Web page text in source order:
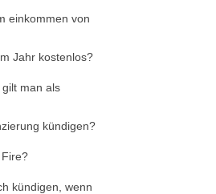
einkommen von
Jahr kostenlos?
man als
kündigen?
kündigen, wenn